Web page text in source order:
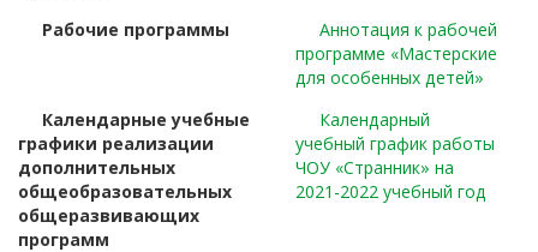
Рабочие программы
Аннотация к рабочей
программе «Мастерские
для особенных детей»
Календарные учебные
графики реализации
дополнительных
общеобразовательных
общеразвивающих
программ
Календарный
учебный график работы
ЧОУ «Странник» на
2021-2022 учебный год